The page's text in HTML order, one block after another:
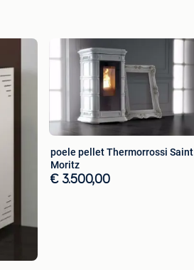
poele pellet Thermorrossi Saint
Moritz
€ 3.500,00